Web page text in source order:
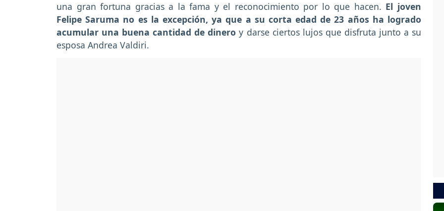
una gran fortuna gracias a la fama y el reconocimiento por lo que hacen. El joven
Felipe Saruma no es la excepción, ya que a su corta edad de 23 años ha logrado
acumular una buena cantidad de dinero y darse ciertos lujos que disfruta junto a su
esposa Andrea Valdiri.